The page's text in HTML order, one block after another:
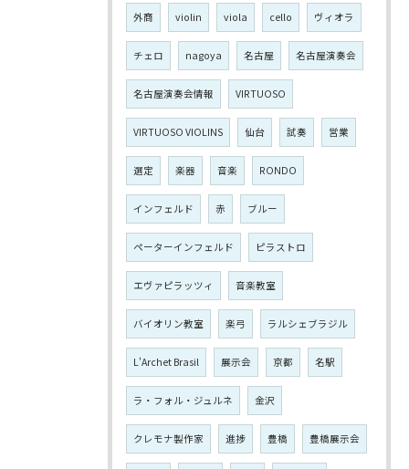
外商 violin viola cello ヴィオラ
チェロ nagoya 名古屋 名古屋演奏会
名古屋演奏会情報 VIRTUOSO
VIRTUOSO VIOLINS 仙台 試奏 営業
選定 楽器 音楽 RONDO
インフェルド 赤 ブルー
ペーターインフェルド ピラストロ
エヴァピラッツィ 音楽教室
バイオリン教室 楽弓 ラルシェブラジル
L'Archet Brasil 展示会 京都 名駅
ラ・フォル・ジュルネ 金沢
クレモナ製作家 進捗 豊橋 豊橋展示会